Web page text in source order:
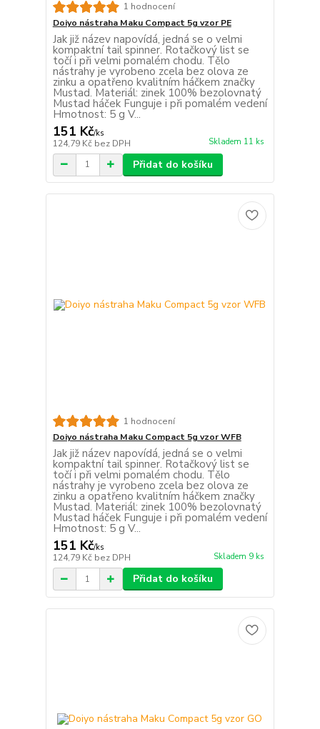
1 hodnocení
Doiyo nástraha Maku Compact 5g vzor PE
Jak již název napovídá, jedná se o velmi
kompaktní tail spinner. Rotačkový list se
točí i při velmi pomalém chodu. Tělo
nástrahy je vyrobeno zcela bez olova ze
zinku a opatřeno kvalitním háčkem značky
Mustad. Materiál: zinek 100% bezolovnatý
Mustad háček Funguje i při pomalém vedení
Hmotnost: 5 g V...
151 Kč/ks
124,79 Kč bez DPH Skladem 11 ks
Přidat do košíku
1 hodnocení
Doiyo nástraha Maku Compact 5g vzor WFB
Jak již název napovídá, jedná se o velmi
kompaktní tail spinner. Rotačkový list se
točí i při velmi pomalém chodu. Tělo
nástrahy je vyrobeno zcela bez olova ze
zinku a opatřeno kvalitním háčkem značky
Mustad. Materiál: zinek 100% bezolovnatý
Mustad háček Funguje i při pomalém vedení
Hmotnost: 5 g V...
151 Kč/ks
124,79 Kč bez DPH Skladem 9 ks
Přidat do košíku